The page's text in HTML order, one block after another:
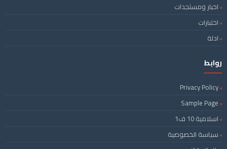
اخبار ومستجدات
اختبارات
ادلة
روابط
Privacy Policy
Sample Page
اسلامية 10 ف1
سياسة الخصوصية